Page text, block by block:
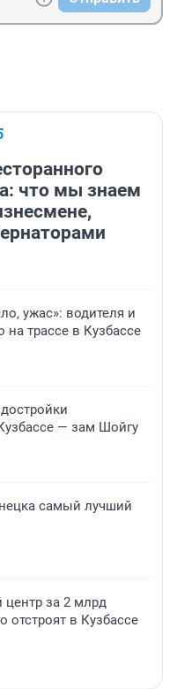
что мы знаем
ужас»: водителя и
на трассе в Кузбассе
— зам Шойгу
самый лучший
центр за 2 млрд
отстроят в Кузбассе